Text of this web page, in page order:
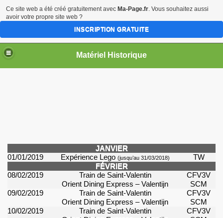
Matériel Historique
JANVIER
01/01/2019
Expérience Lego (jusqu’au 31/03/2018)
TW
FÉVRIER
08/02/2019
Train de Saint-Valentin
CFV3V
Orient Dining Express –Valentijn
SCM
09/02/2019
Train de Saint-Valentin
CFV3V
Orient Dining Express –Valentijn
SCM
10/02/2019
Train de Saint-Valentin
CFV3V
Ce site web a été créé gratuitement avec Ma-Page.fr. Vous souhaitez aussi
avoir votre propre site web ?
INSCRIPTION GRATUITE